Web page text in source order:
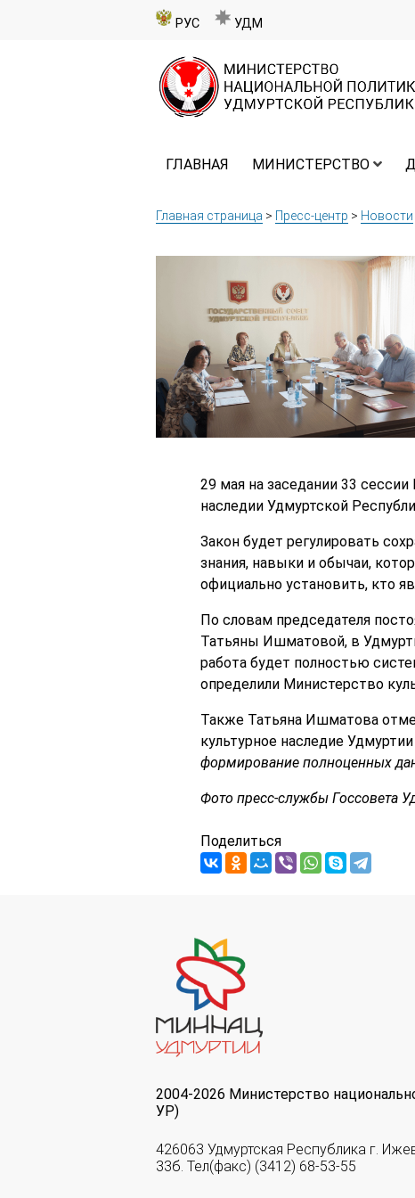
РУС УДМ
ГЛАВНАЯ МИНИСТЕРСТВО
Главная страница > Пресс-центр > Новости
29 мая на заседании 33
наследии Удмуртской
Закон будет регулировать
знания, навыки и обычаи,
официально установить, кто
По словам председателя
Татьяны Ишматовой, в
работа будет полностью
определили Министерство
Также Татьяна Ишматова
культурное наследие
формирование полноценных
Фото пресс-службы Госсовета
Поделиться
2004-2026 Министерство
УР)
426063 Удмуртская Республика г.
33б. Тел(факс) (3412) 68-53-55